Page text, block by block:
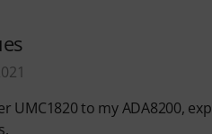
to my ADA8200,